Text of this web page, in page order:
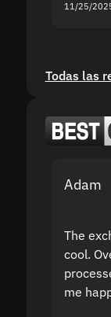
11/25/
Todas las
Adam
The
cool.
me